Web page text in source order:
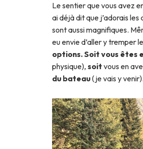
Le sentier que vous avez
ai déjà dit que j’adorais
sont aussi magnifiques.
eu envie d’aller y tremper
options. Soit vous êtes
physique),soit vous en
du bateau(je vais y venir).